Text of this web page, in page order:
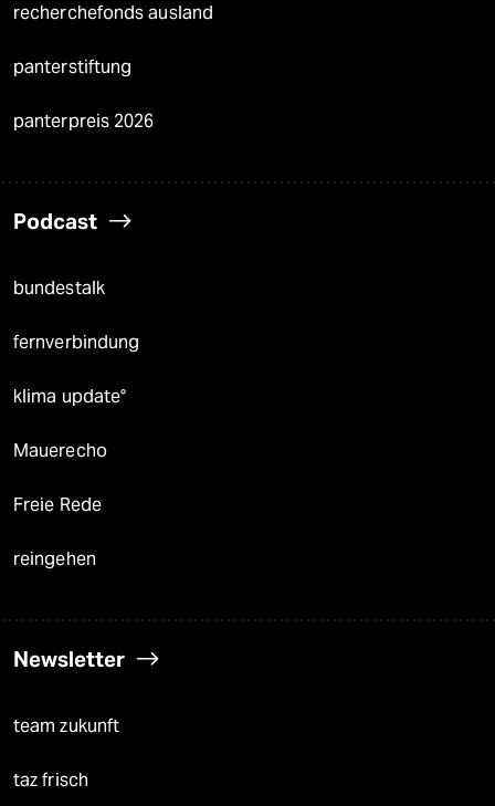
recherchefonds ausland
panterstiftung
panterpreis 2026
Podcast
bundestalk
fernverbindung
klima update°
Mauerecho
Freie Rede
reingehen
Newsletter
team zukunft
taz frisch